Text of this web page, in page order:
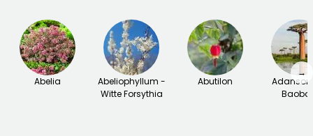
Abelia
Abeliophyllum -
Witte Forsythia
Abutilon
→